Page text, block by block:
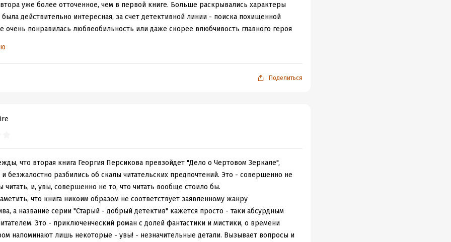
уже более отточенное, чем в первой книге. Больше раскрывались характеры
действительно интересная, за счет детективной линии - поиска похищенной
очень понравилась любвеобильность или даже скорее влюбчивость главного героя
развязки, чем в первой книге, но автор превзошёл мои ожидания (в плохом
критиковать легко, а написать лучше сможет не каждый, но всё-таки и не каждый
Поделиться
что вторая книга Георгия Персикова превзойдет "Дело о Чертовом Зеркале",
безжалостно разбились об скалы читательских предпочтений. Это - совершенно не
читать, и, увы, совершенно не то, что читать вообще стоило бы.
что книга никоим образом не соответствует заявленному жанру
а название серии "Старый - добрый детектив" кажется просто - таки абсурдным
Это - приключенческий роман с долей фантастики и мистики, о времени
напоминают лишь некоторые - увы! - незначительные детали. Вызывает вопросы и